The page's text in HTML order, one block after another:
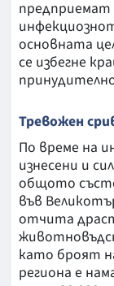
предприемат
основната
се избегне
Тревожен
По време на
изнесени и
общото
във
отчита
като броят
региона е